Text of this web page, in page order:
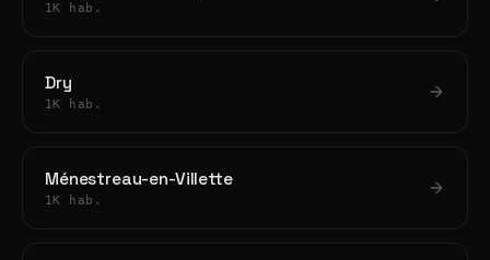
1K hab.
Dry
1K hab.
Ménestreau-en-Villette
1K hab.